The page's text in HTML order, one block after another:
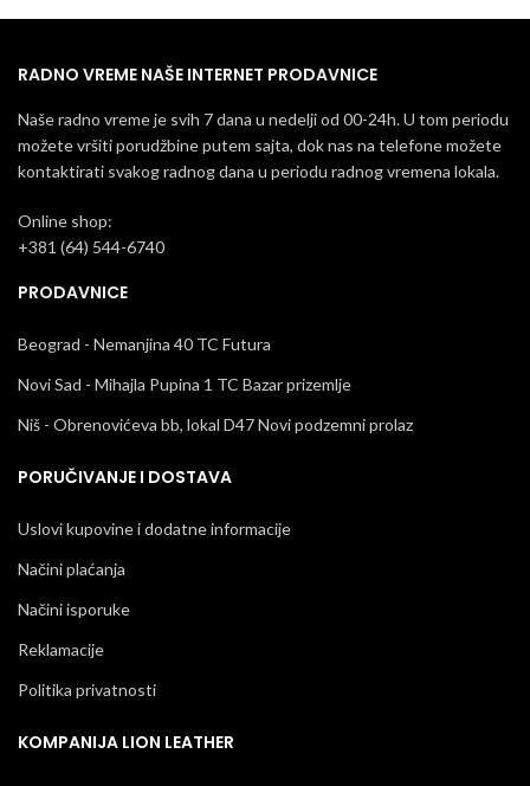
RADNO VREME NAŠE INTERNET PRODAVNICE
Naše radno vreme je svih 7 dana u nedelji od 00-24h. U tom periodu
možete vršiti porudžbine putem sajta, dok nas na telefone možete
kontaktirati svakog radnog dana u periodu radnog vremena lokala.
Online shop:
+381 (64) 544-6740
PRODAVNICE
Beograd - Nemanjina 40 TC Futura
Novi Sad - Mihajla Pupina 1 TC Bazar prizemlje
Niš - Obrenovićeva bb, lokal D47 Novi podzemni prolaz
PORUČIVANJE I DOSTAVA
Uslovi kupovine i dodatne informacije
Načini plaćanja
Načini isporuke
Reklamacije
Politika privatnosti
KOMPANIJA LION LEATHER